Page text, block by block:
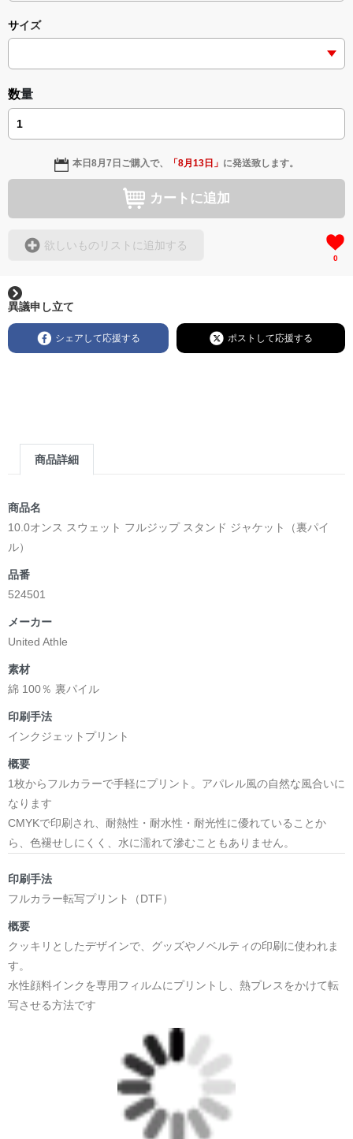
サイズ
数量
本日8月7日 ご購入で、 「8月13日 」 に発送致します。
カートに追加
欲しいものリストに追加する
0
異議申し立て
シェアして応援する ポストして応援する
商品詳細
商品名
10.0オンス スウェット フルジップ スタンド ジャケット（裏パイ
ル）
品番
524501
メーカー
United Athle
素材
綿 100％ 裏パイル
印刷手法
インクジェットプリント
概要
1枚からフルカラーで手軽にプリント。アパレル風の自然な風合いに
なります
CMYKで印刷され、耐熱性・耐水性・耐光性に優れていることか
ら、色褪せしにくく、水に濡れて滲むこともありません。
印刷手法
フルカラー転写プリント（DTF）
概要
クッキリとしたデザインで、グッズやノベルティの印刷に使われま
す。
水性顔料インクを専用フィルムにプリントし、熱プレスをかけて転
写させる方法です